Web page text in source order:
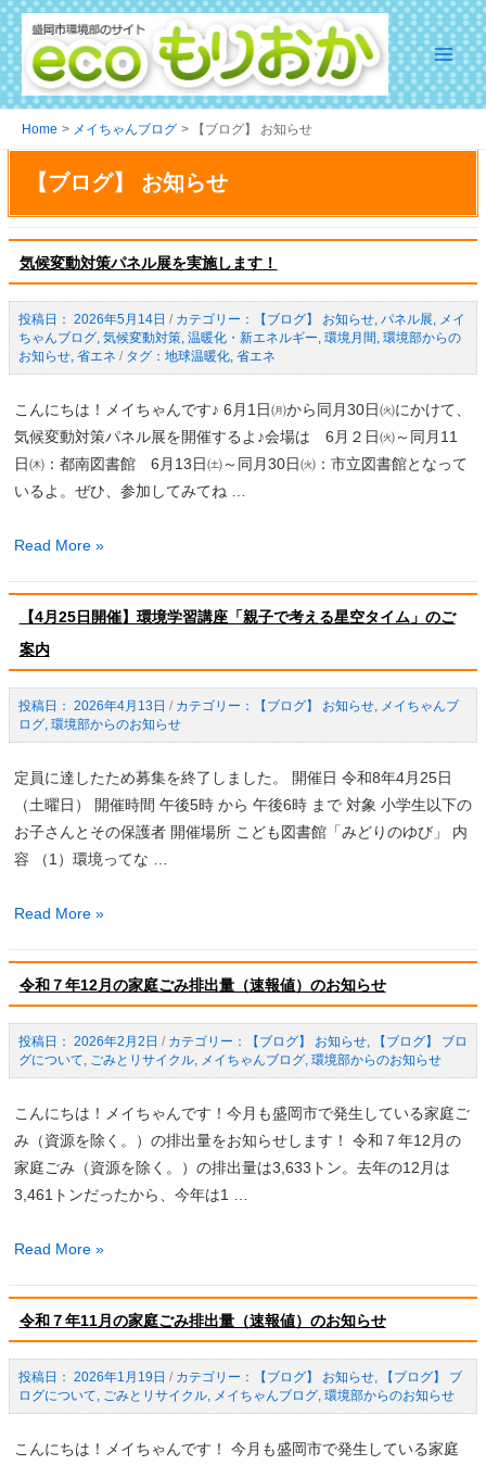
Skip
to
content
Main
Menu
Home メイちゃんブログ 【ブログ】 お知らせ
【ブログ】 お知らせ
気候変動対策パネル展を実施します！
2026年5月14日 / 【ブログ】 お知らせ, パネル展, メイ
ちゃんブログ, 気候変動対策, 温暖化・新エネルギー, 環境月間, 環境部からの
お知らせ, 省エネ / 地球温暖化, 省エネ
こんにちは！メイちゃんです♪ 6月1日㈪から同月30日㈫にかけて、
気候変動対策パネル展を開催するよ♪会場は 6月２日㈫～同月11
日㈭：都南図書館 6月13日㈯～同月30日㈫：市立図書館となって
いるよ。ぜひ、参加してみてね …
気
変
動
対
パ
ネ
展
を
実
施
ま
す！
Read More »
【4月25日開催】環境学習講座「親子で考える星空タイム」のご
案内
2026年4月13日 / 【ブログ】 お知らせ, メイちゃんブ
ログ, 環境部からのお知らせ
定員に達したため募集を終了しました。 開催日 令和8年4月25日
（土曜日） 開催時間 午後5時 から 午後6時 まで 対象 小学生以下の
お子さんとその保護者 開催場所 こども図書館「みどりのゆび」 内
容 （1）環境ってな …
【4
25
日
開
催】
環
習
考
え
る
星
タ
Read More »
令和７年12月の家庭ごみ排出量（速報値）のお知らせ
2026年2月2日 / 【ブログ】 お知らせ,
【ブログ】 ブロ
グについて, ごみとリサイクル, メイちゃんブログ, 環境部からのお知らせ
こんにちは！メイちゃんです！今月も盛岡市で発生している家庭ご
み（資源を除く。）の排出量をお知らせします！ 令和７年12月の
家庭ごみ（資源を除く。）の排出量は3,633トン。去年の12月は
3,461トンだったから、今年は1 …
令
７
年
12
月
の
Read More »
令和７年11月の家庭ごみ排出量（速報値）のお知らせ
2026年1月19日 / 【ブログ】 お知らせ,
【ブログ】 ブ
ログについて, ごみとリサイクル, メイちゃんブログ, 環境部からのお知らせ
こんにちは！メイちゃんです！ 今月も盛岡市で発生している家庭